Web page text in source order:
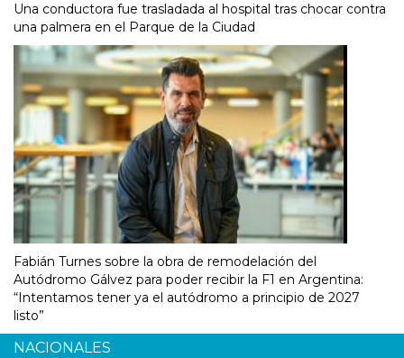
Una conductora fue trasladada al hospital tras chocar contra
una palmera en el Parque de la Ciudad
Fabián Turnes sobre la obra de remodelación del
Autódromo Gálvez para poder recibir la F1 en Argentina:
“Intentamos tener ya el autódromo a principio de 2027
listo”
NACIONALES